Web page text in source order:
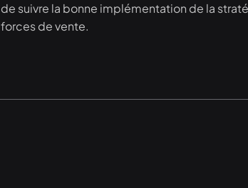
de suivre la bonne implémentation de la
forces de vente.